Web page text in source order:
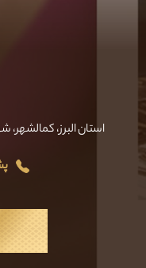
استان البرز، کمالشهر،